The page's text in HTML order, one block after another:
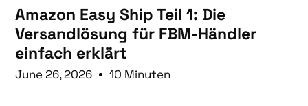
Amazon Easy Ship Teil 1: Die
Versandlösung für FBM-Händler
einfach erklärt
June 26, 2026 10 Minuten